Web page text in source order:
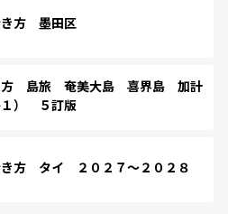
方 墨田区
方 島旅 奄美大島 喜界島 加計
１） ５訂版
方 タイ ２０２７～２０２８